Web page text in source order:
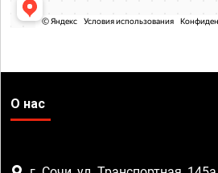
О нас